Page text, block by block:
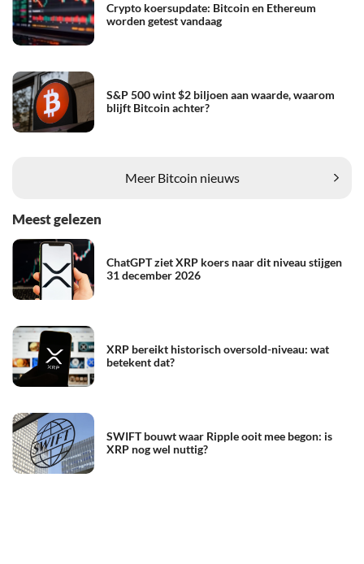
Crypto koersupdate: Bitcoin en Ethereum
worden getest vandaag
S&P 500 wint $2 biljoen aan waarde, waarom
blijft Bitcoin achter?
Meer Bitcoin nieuws
Meest gelezen
ChatGPT ziet XRP koers naar dit niveau stijgen
31 december 2026
XRP bereikt historisch oversold-niveau: wat
betekent dat?
SWIFT bouwt waar Ripple ooit mee begon: is
XRP nog wel nuttig?